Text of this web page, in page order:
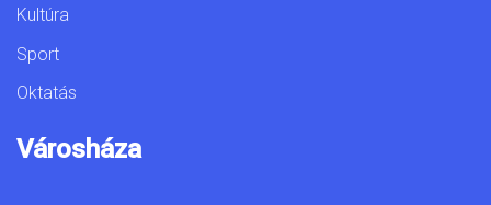
Kultúra
Sport
Oktatás
Városháza